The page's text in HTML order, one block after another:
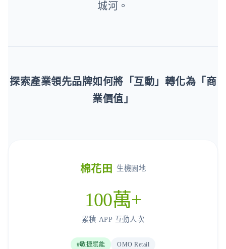
城河。
探索產業領先品牌如何將「互動」轉化為「商
業價值」
棉花田 生機園地
100萬+
累積 APP 互動人次
#敏捷賦能 OMO Retail